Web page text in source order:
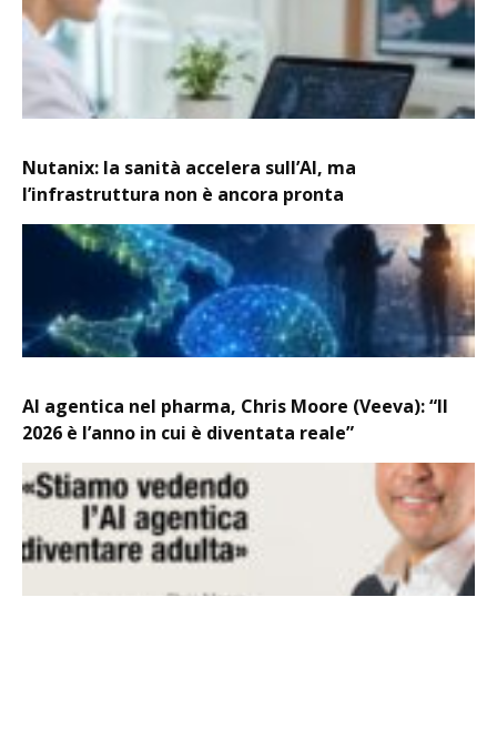
Nutanix: la sanità accelera sull’AI, ma
l’infrastruttura non è ancora pronta
AI agentica nel pharma, Chris Moore (Veeva): “Il
2026 è l’anno in cui è diventata reale”